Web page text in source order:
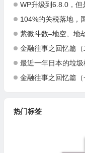
WP升级到6.8.0，但
104%的关税落地，
紫微斗数–地空、地
金融往事之回忆篇（
最近一年日本的垃
金融往事之回忆篇（
热门标签